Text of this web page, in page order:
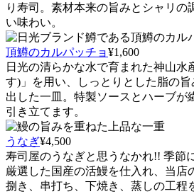
り寿司。素材本来の旨みとシャリの
い味わい。
頂鱒のカルパッチョ¥1,600
日光の清らかな水で育まれた神山水
す)」を用い、しっとりとした脂の
出した一皿。特製ソースとハーブが
引き立てます。
うなぎ¥4,500
寿司屋のうなぎと思うなかれ!! 季節
厳選した国産の活鰻を仕入れ、当店
捌き、串打ち、下焼き、蒸しの工程